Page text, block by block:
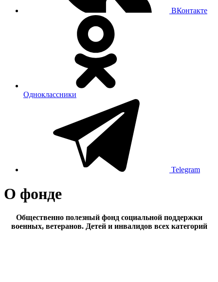
ВКонтакте
Одноклассники
Telegram
О фонде
Общественно полезный фонд социальной поддержки
военных, ветеранов. Детей и инвалидов всех категорий